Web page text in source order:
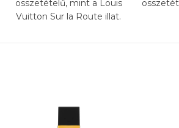
összetételű, mint a Louis
Vuitton Sur la Route illat.